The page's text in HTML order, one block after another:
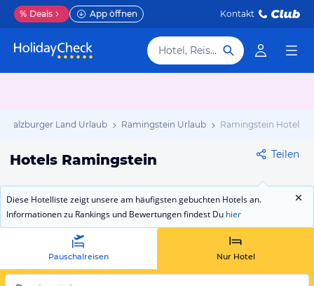
% Deals App öffnen Kontakt
Hotel, Reiseziel
Salzburger Land Urlaub Ramingstein Urlaub Ramingstein Hotels
Hotels Ramingstein Teilen
Diese Hotelliste zeigt unsere am häufigsten gebuchten Hotels an.
Informationen zu Rankings und Bewertungen findest Du hier
Pauschalreisen Nur Hotel